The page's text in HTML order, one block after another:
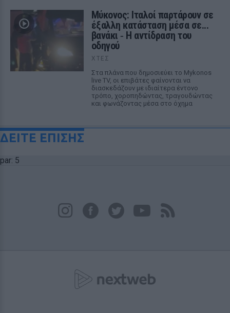
Μύκονος: Ιταλοί παρτάρουν σε
έξαλλη κατάσταση μέσα σε...
βανάκι ‑ Η αντίδραση του
οδηγού
ΧΤΕΣ
Στα πλάνα που δημοσιεύει το Mykonos
live TV, οι επιβάτες φαίνονται να
διασκεδάζουν με ιδιαίτερα έντονο
τρόπο, χοροπηδώντας, τραγουδώντας
και φωνάζοντας μέσα στο όχημα
ΔΕΙΤΕ ΕΠΙΣΗΣ
par: 5